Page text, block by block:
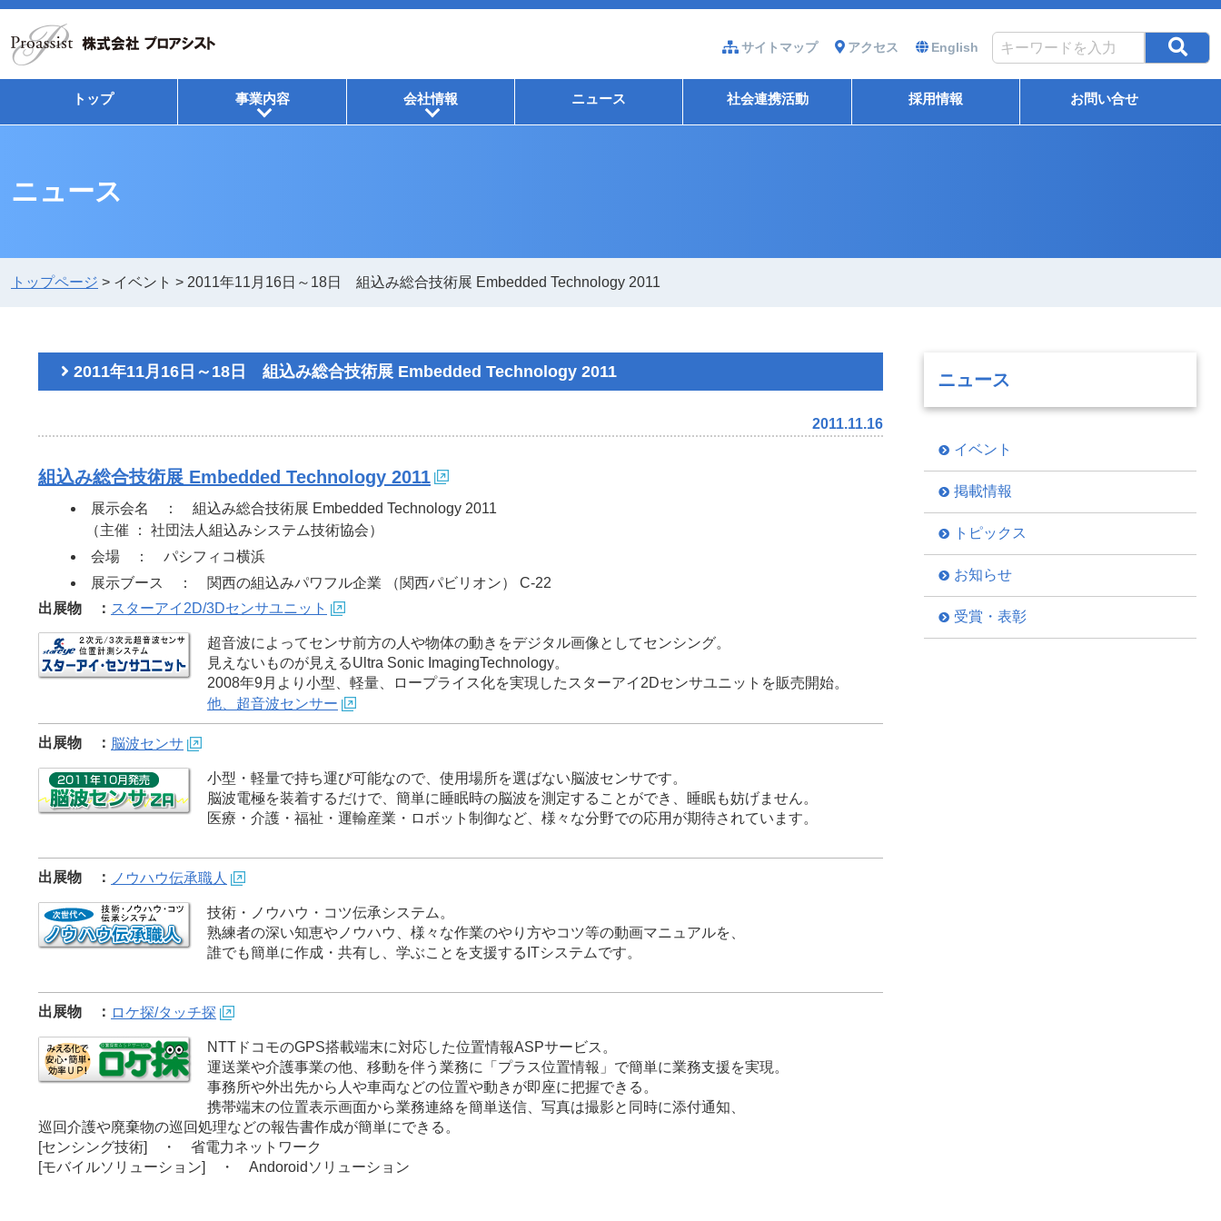
サイトマップ アクセス English
トップ
+
事業内容
+
会社情報 ニュース 社会連携活動 採用情報 お問い合せ
ニュース
トップページ > イベント > 2011年11月16日～18日 組込み総合技術展 Embedded Technology 2011
2011年11月16日～18日 組込み総合技術展 Embedded Technology 2011
2011.11.16
組込み総合技術展 Embedded Technology 2011
展示会名 ： 組込み総合技術展 Embedded Technology 2011
（主催 ： 社団法人組込みシステム技術協会）
会場 ： パシフィコ横浜
展示ブース ： 関西の組込みパワフル企業 （関西パビリオン） C-22
出展物 ： スターアイ2D/3Dセンサユニット
超音波によってセンサ前方の人や物体の動きをデジタル画像としてセンシング。
見えないものが見えるUltra Sonic ImagingTechnology。
2008年9月より小型、軽量、ロープライス化を実現したスターアイ2Dセンサユニットを販売開始。
他、超音波センサー
出展物 ： 脳波センサ
小型・軽量で持ち運び可能なので、使用場所を選ばない脳波センサです。
脳波電極を装着するだけで、簡単に睡眠時の脳波を測定することができ、睡眠も妨げません。
医療・介護・福祉・運輸産業・ロボット制御など、様々な分野での応用が期待されています。
出展物 ： ノウハウ伝承職人
技術・ノウハウ・コツ伝承システム。
熟練者の深い知恵やノウハウ、様々な作業のやり方やコツ等の動画マニュアルを、
誰でも簡単に作成・共有し、学ぶことを支援するITシステムです。
出展物 ： ロケ探/タッチ探
NTTドコモのGPS搭載端末に対応した位置情報ASPサービス。
運送業や介護事業の他、移動を伴う業務に「プラス位置情報」で簡単に業務支援を実現。
事務所や外出先から人や車両などの位置や動きが即座に把握できる。
携帯端末の位置表示画面から業務連絡を簡単送信、写真は撮影と同時に添付通知、
巡回介護や廃棄物の巡回処理などの報告書作成が簡単にできる。
[センシング技術] ・ 省電力ネットワーク
[モバイルソリューション] ・ Andoroidソリューション
ニュース
イベント
掲載情報
トピックス
お知らせ
受賞・表彰